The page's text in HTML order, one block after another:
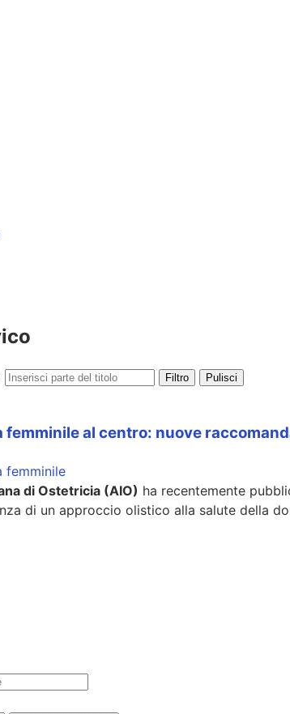
Filtro Pulisci
femminile al centro: nuove
di Ostetricia (AIO) ha recentemente
di un approccio olistico alla salute della